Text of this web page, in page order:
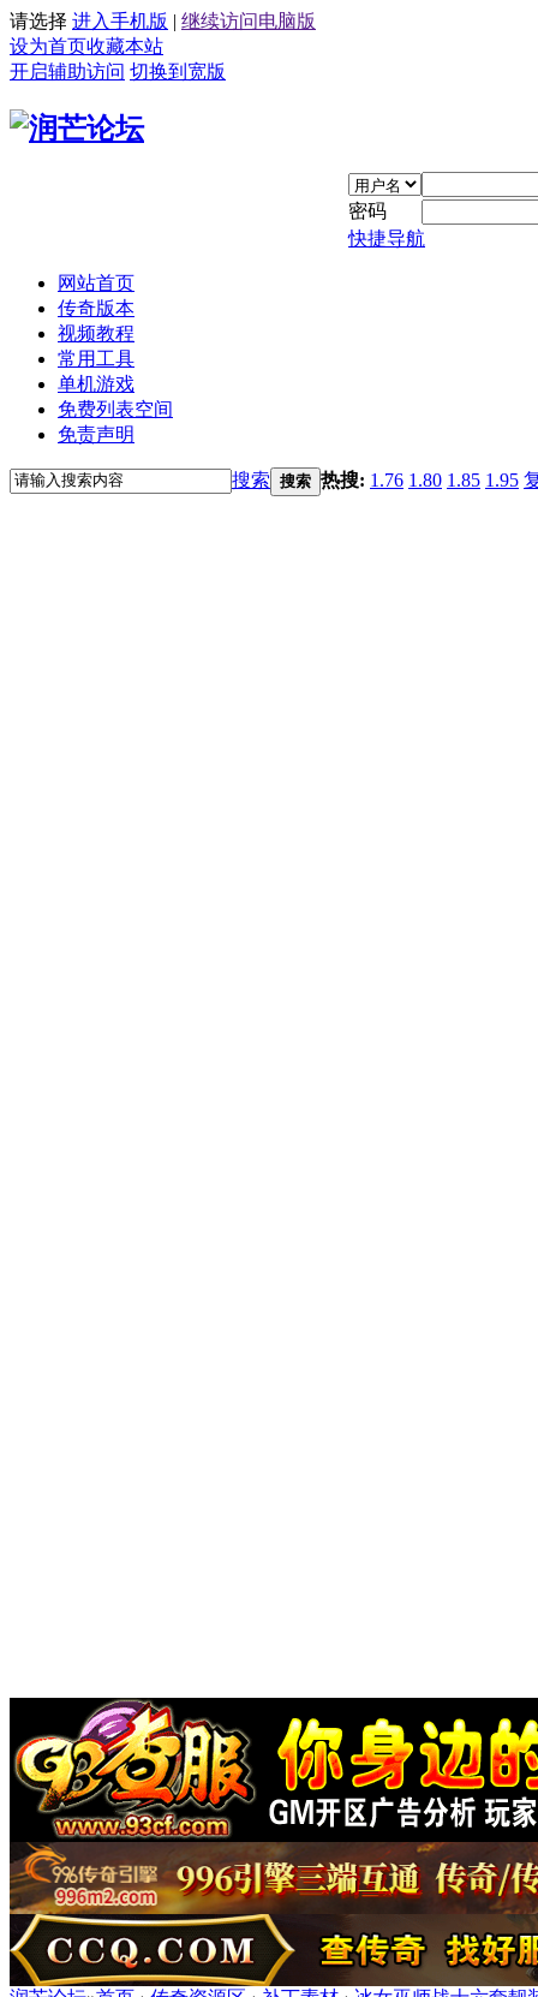
请选择 进入手机版 | 继续访问电脑版
设为首页收藏本站
开启辅助访问 切换到宽版
密码
快捷导航
网站首页
传奇版本
视频教程
常用工具
单机游戏
免费列表空间
免责声明
搜索 搜索 热搜: 1.76 1.80 1.85 1.95